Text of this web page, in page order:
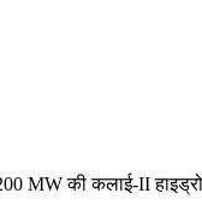
MW की कलाई-II हाइड्रो